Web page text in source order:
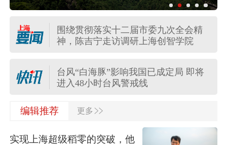
围绕贯彻落实十二届市委九次全会精
神，陈吉宁走访调研上海创智学院
中方代表：防止“三股势力”借助新兴技
术蔓延渗透
台风“白海豚”影响我国已成定局 即将
进入48小时台风警戒线
主动投案，湖南能源集团有限公司总
编辑推荐 更多 >>
实现上海超级稻零的突破，他